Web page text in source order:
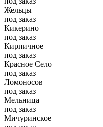
Жельцы
под заказ
Кикерино
под заказ
Кирпичное
под заказ
Красное Село
под заказ
Ломоносов
под заказ
Мельница
под заказ
Мичуринское